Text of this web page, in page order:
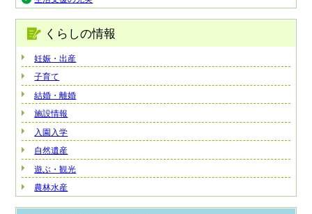
くらしの情報
妊娠・出産
子育て
結婚・離婚
施設情報
入園入学
自然遺産
遊ぶ・観光
農林水産